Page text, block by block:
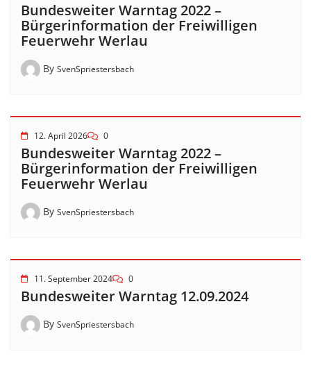
Bundesweiter Warntag 2022 –
Bürgerinformation der Freiwilligen
Feuerwehr Werlau
By SvenSpriestersbach
12. April 2026 0
Bundesweiter Warntag 2022 –
Bürgerinformation der Freiwilligen
Feuerwehr Werlau
By SvenSpriestersbach
11. September 2024 0
Bundesweiter Warntag 12.09.2024
By SvenSpriestersbach